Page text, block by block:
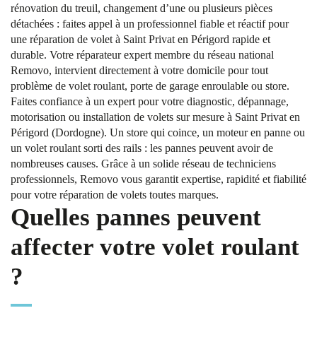
rénovation du treuil, changement d’une ou plusieurs pièces
détachées : faites appel à un professionnel fiable et réactif pour
une réparation de volet à Saint Privat en Périgord rapide et
durable. Votre réparateur expert membre du réseau national
Removo, intervient directement à votre domicile pour tout
problème de volet roulant, porte de garage enroulable ou store.
Faites confiance à un expert pour votre diagnostic, dépannage,
motorisation ou installation de volets sur mesure à Saint Privat en
Périgord (Dordogne). Un store qui coince, un moteur en panne ou
un volet roulant sorti des rails : les pannes peuvent avoir de
nombreuses causes. Grâce à un solide réseau de techniciens
professionnels, Removo vous garantit expertise, rapidité et fiabilité
pour votre réparation de volets toutes marques.
Quelles pannes peuvent
affecter votre volet roulant
?